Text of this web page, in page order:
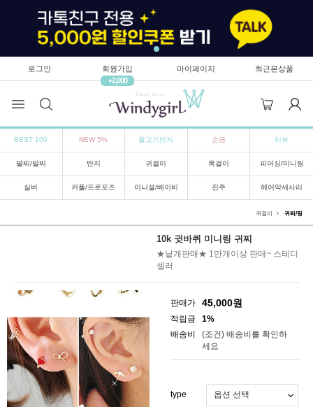
로그인 회원가입
+2,000
마이페이지 최근본상품
BEST 100 NEW 5% 물고기반지 순금 리뷰
팔찌/발찌 반지 귀걸이 목걸이 피어싱/미니링
실버 커플/프로포즈 이니셜/베이비 진주 헤어악세사리
귀걸이 귀찌/링
10k 귓바퀴 미니링 귀찌
★낱개판매★ 1만개이상 판매~ 스테디
셀러
판매가 45,000원
적립금
1%
배송비
(조건) 배송비를 확인하
세요
type